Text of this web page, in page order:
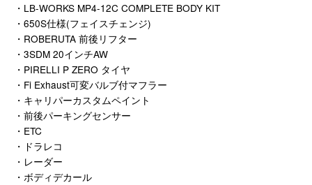
・LB-WORKS MP4-12C COMPLETE BODY KIT
・650S仕様(フェイスチェンジ)
・ROBERUTA 前後リフター
・3SDM 20インチAW
・PIRELLI P ZERO タイヤ
・Fi Exhaust可変バルブ付マフラー
・キャリパーカスタムペイント
・前後パーキングセンサー
・ETC
・ドラレコ
・レーダー
・ボディデカール